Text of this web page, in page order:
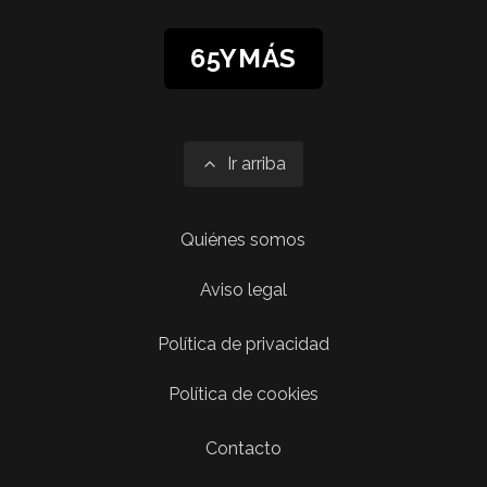
65YMÁS
Ir arriba
Quiénes somos
Aviso legal
Política de privacidad
Política de cookies
Contacto